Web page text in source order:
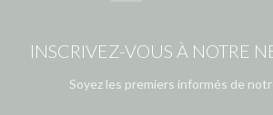
INSCRIVEZ-VOUS À NOTRE
Soyez les premiers informés de